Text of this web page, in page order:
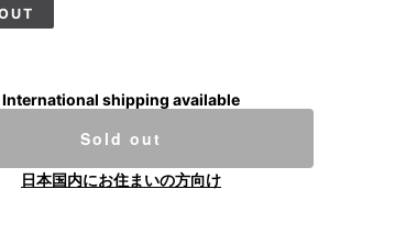
International shipping available
Sold out
日本国内にお住まいの方向け